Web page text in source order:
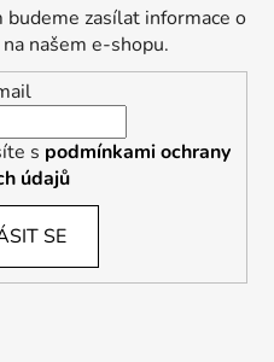
zasílat informace o
našem e-shopu.
s podmínkami ochrany
údajů
SE